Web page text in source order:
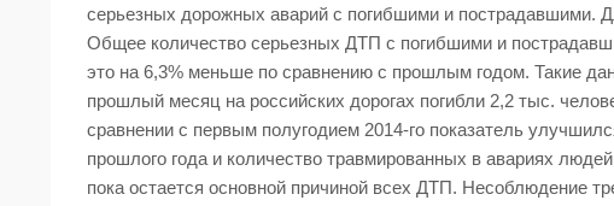
серьезных дорожных аварий с погибшими и пострадавшими.
Общее количество серьезных ДТП с погибшими и
это на 6,3% меньше по сравнению с прошлым годом. Такие
прошлый месяц на российских дорогах погибли 2,2 тыс.
сравнении с первым полугодием 2014-го показатель
прошлого года и количество травмированных в авариях
пока остается основной причиной всех ДТП. Несоблюдение